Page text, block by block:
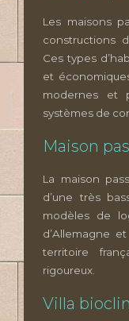
Les maisons
constructions
Ces types
et
modernes et
systèmes de
Maison
La maison
d’une très
modèles de
d’Allemagne
territoire
rigoureux.
Villa